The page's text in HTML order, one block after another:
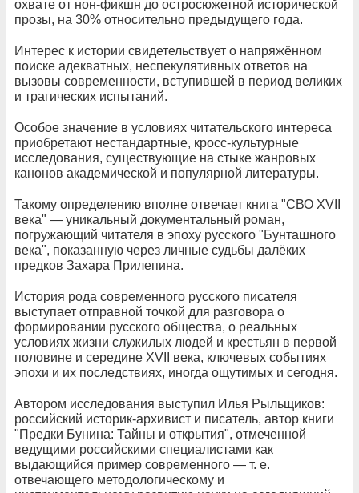
охвате от нон-фикшн до остросюжетной исторической
прозы, на 30% относительно предыдущего года.
Интерес к истории свидетельствует о напряжённом
поиске адекватных, неспекулятивных ответов на
вызовы современности, вступившей в период великих
и трагических испытаний.
Особое значение в условиях читательского интереса
приобретают нестандартные, кросс-культурные
исследования, существующие на стыке жанровых
канонов академической и популярной литературы.
Такому определению вполне отвечает книга "СВО XVII
века" — уникальный документальный роман,
погружающий читателя в эпоху русского "Бунташного
века", показанную через личные судьбы далёких
предков Захара Прилепина.
История рода современного русского писателя
выступает отправной точкой для разговора о
формировании русского общества, о реальных
условиях жизни служилых людей и крестьян в первой
половине и середине XVII века, ключевых событиях
эпохи и их последствиях, иногда ощутимых и сегодня.
Автором исследования выступил Илья Рыльщиков:
российский историк-архивист и писатель, автор книги
"Предки Бунина: Тайны и открытия", отмеченной
ведущими российскими специалистами как
выдающийся пример современного — т. е.
отвечающего методологическому и